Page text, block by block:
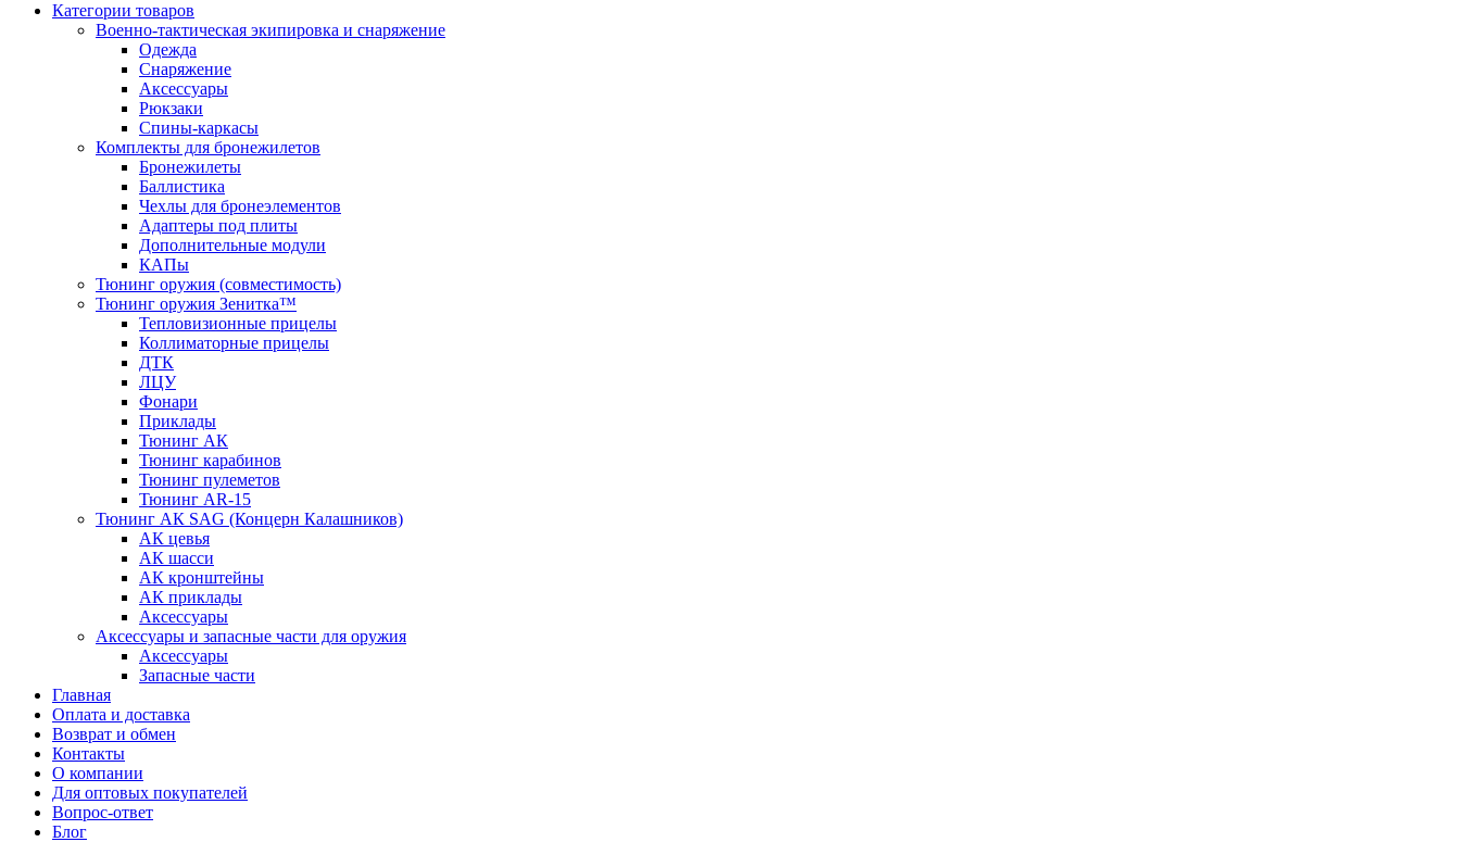
Категории товаров
Военно-тактическая экипировка и снаряжение
Одежда
Снаряжение
Аксессуары
Рюкзаки
Спины-каркасы
Комплекты для бронежилетов
Бронежилеты
Баллистика
Чехлы для бронеэлементов
Адаптеры под плиты
Дополнительные модули
КАПы
Тюнинг оружия (совместимость)
Тюнинг оружия Зенитка™
Тепловизионные прицелы
Коллиматорные прицелы
ДТК
ЛЦУ
Фонари
Приклады
Тюнинг АК
Тюнинг карабинов
Тюнинг пулеметов
Тюнинг AR-15
Тюнинг АК SAG (Концерн Калашников)
АК цевья
АК шасси
АК кронштейны
АК приклады
Аксессуары
Аксессуары и запасные части для оружия
Аксессуары
Запасные части
Главная
Оплата и доставка
Возврат и обмен
Контакты
О компании
Для оптовых покупателей
Вопрос-ответ
Блог